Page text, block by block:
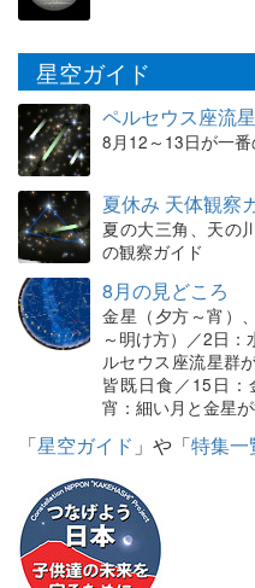
星空ガイド
ペルセウス座流
8月12～13日が一
夏休み 天体観察
夏の大三角、天の
の観察ガイド
8月の見どころ
金星（夕方～宵）
～明け方）／2日
ルセウス座流星群
皆既日食／15日
宵：細い月と金星
「星空ガイド 」や「特集一